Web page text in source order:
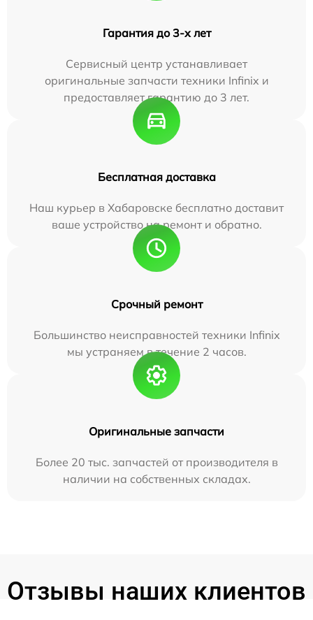
Гарантия до 3-х лет
Сервисный центр устанавливает
оригинальные запчасти техники Infinix и
предоставляет гарантию до 3 лет.
Бесплатная доставка
Наш курьер в Хабаровске бесплатно доставит
ваше устройство на ремонт и обратно.
Срочный ремонт
Большинство неисправностей техники Infinix
мы устраняем в течение 2 часов.
Оригинальные запчасти
Более 20 тыс. запчастей от производителя в
наличии на собственных складах.
Отзывы наших клиентов